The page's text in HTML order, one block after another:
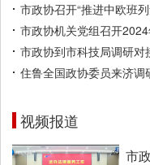
市政协召开“推进中欧班
市政协机关党组召开
市政协到市科技局调研对
住鲁全国政协委员来济调
视频报道
市